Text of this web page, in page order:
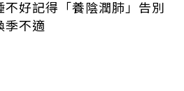
不好記得「養陰潤肺」告別
季不適